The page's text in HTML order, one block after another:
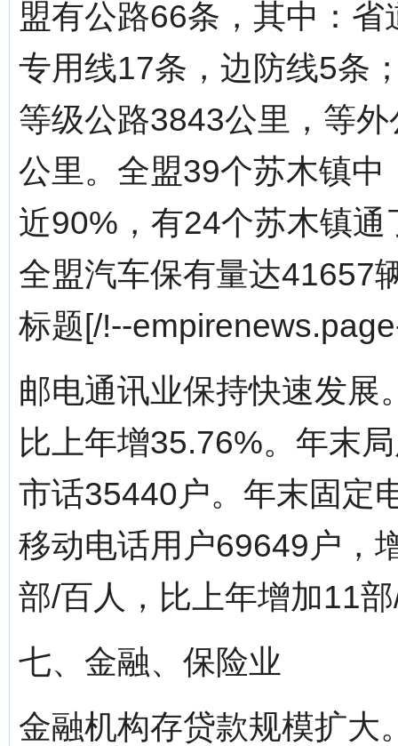
盟有公路66条，其中：
专用线17条，边防线5条
等级公路3843公里，等
公里。全盟39个苏木镇
近90%，有24个苏木镇
全盟汽车保有量达41657
标题[/!--
邮电通讯业保持快速发展
比上年增35.76%。年末
市话35440户。年末固定
移动电话用户69649户，
部/百人，比上年增加11
七、金融、保险业
金融机构存贷款规模扩大